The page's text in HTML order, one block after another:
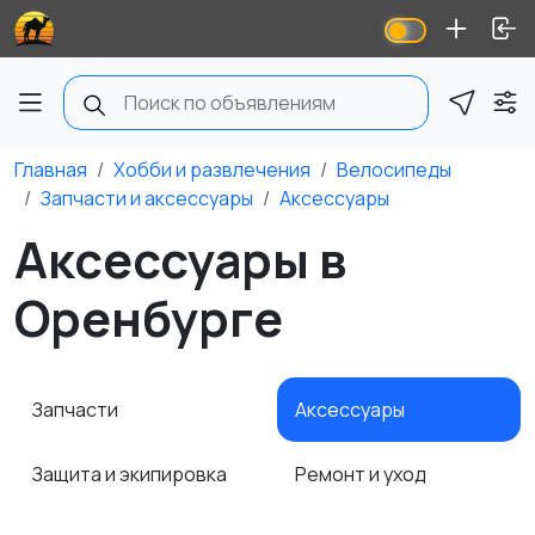
Главная Хобби и развлечения
Велосипеды
Запчасти и аксессуары
Аксессуары
Аксессуары в
Оренбурге
Запчасти
Защита и экипировка
Аксессуары
Ремонт и уход